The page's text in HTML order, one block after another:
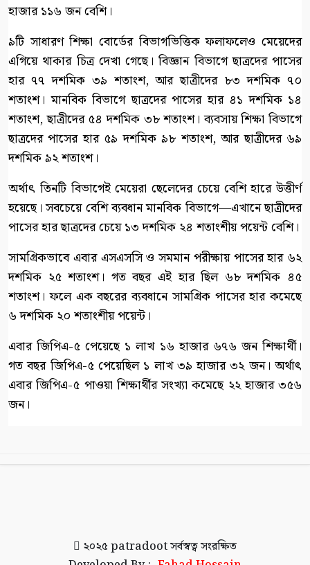
হাজার ১১৬ জন বেশি।
৯টি সাধারণ শিক্ষা বোর্ডের বিভাগভিত্তিক ফলাফলেও মেয়েদের
এগিয়ে থাকার চিত্র দেখা গেছে। বিজ্ঞান বিভাগে ছাত্রদের পাসের
হার ৭৭ দশমিক ৩৯ শতাংশ, আর ছাত্রীদের ৮৩ দশমিক ৭০
শতাংশ। মানবিক বিভাগে ছাত্রদের পাসের হার ৪১ দশমিক ১৪
শতাংশ, ছাত্রীদের ৫৪ দশমিক ৩৮ শতাংশ। ব্যবসায় শিক্ষা বিভাগে
ছাত্রদের পাসের হার ৫৯ দশমিক ৯৮ শতাংশ, আর ছাত্রীদের ৬৯
দশমিক ৯২ শতাংশ।
অর্থাৎ তিনটি বিভাগেই মেয়েরা ছেলেদের চেয়ে বেশি হারে উত্তীর্ণ
হয়েছে। সবচেয়ে বেশি ব্যবধান মানবিক বিভাগে—এখানে ছাত্রীদের
পাসের হার ছাত্রদের চেয়ে ১৩ দশমিক ২৪ শতাংশীয় পয়েন্ট বেশি।
সামগ্রিকভাবে এবার এসএসসি ও সমমান পরীক্ষায় পাসের হার ৬২
দশমিক ২৫ শতাংশ। গত বছর এই হার ছিল ৬৮ দশমিক ৪৫
শতাংশ। ফলে এক বছরের ব্যবধানে সামগ্রিক পাসের হার কমেছে
৬ দশমিক ২০ শতাংশীয় পয়েন্ট।
এবার জিপিএ-৫ পেয়েছে ১ লাখ ১৬ হাজার ৬৭৬ জন শিক্ষার্থী।
গত বছর জিপিএ-৫ পেয়েছিল ১ লাখ ৩৯ হাজার ৩২ জন। অর্থাৎ
এবার জিপিএ-৫ পাওয়া শিক্ষার্থীর সংখ্যা কমেছে ২২ হাজার ৩৫৬
জন।
২০২৫ patradootসর্বস্বত্ব সংরক্ষিত